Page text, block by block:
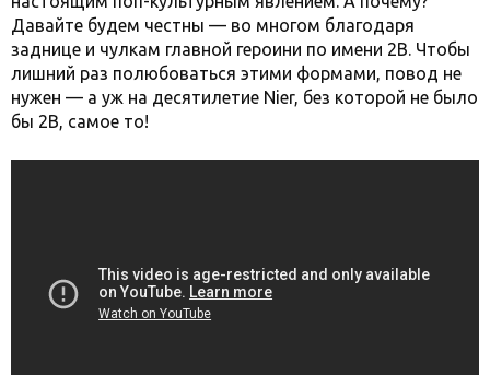
Давайте будем честны — во многом благодаря
заднице и чулкам главной героини по имени 2B. Чтобы
лишний раз полюбоваться этими формами, повод не
нужен — а уж на десятилетие Nier, без которой не было
бы 2B, самое то!